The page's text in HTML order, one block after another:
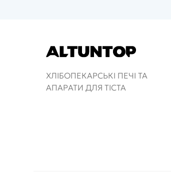
ХЛІБОПЕКАРСЬКІ ПЕЧІ ТА
АПАРАТИ ДЛЯ ТІСТА